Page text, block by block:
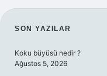
SIDEBAR
SON YAZILAR
Koku büyüsü nedir ?
Ağustos 5, 2026